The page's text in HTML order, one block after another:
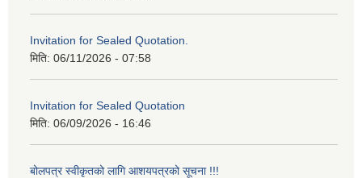
Invitation for Sealed Quotation.
मिति: 06/11/2026 - 07:58
Invitation for Sealed Quotation
मिति: 06/09/2026 - 16:46
बोलपत्र स्वीकृतको लागि आशयपत्रको सूचना !!!